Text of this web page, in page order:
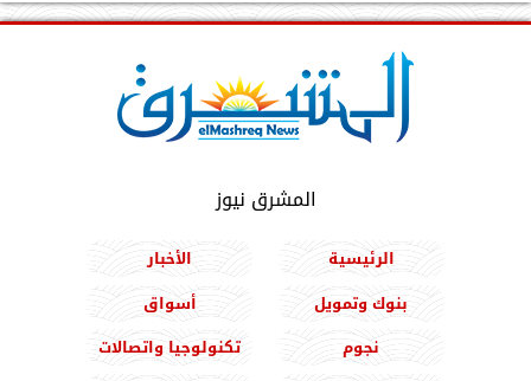
المشرق نيوز
الرئيسية
الأخبار
بنوك وتمويل
أسواق
نجوم
تكنولوجيا واتصالات